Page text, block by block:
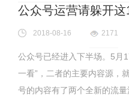
公众号运营请躲开这
2018-08-16 2171
公众号已经进入下半场。5月
一看”，二者的主要内容源，
号的内容有了两个全新的流